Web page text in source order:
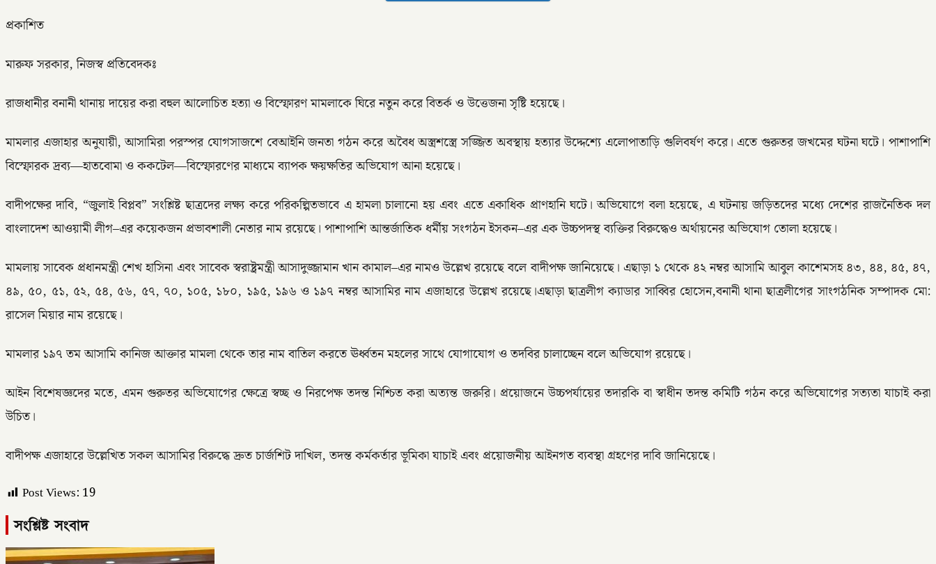
প্রকাশিত
মারুফ সরকার, নিজস্ব প্রতিবেদকঃ
রাজধানীর বনানী থানায় দায়ের করা বহুল আলোচিত হত্যা ও বিস্ফোরণ মামলাকে ঘিরে নতুন করে বিতর্ক ও উত্তেজনা সৃষ্টি হয়েছে।
মামলার এজাহার অনুযায়ী, আসামিরা পরস্পর যোগসাজশে বেআইনি জনতা গঠন করে অবৈধ অস্ত্রশস্ত্রে সজ্জিত অবস্থায় হত্যার উদ্দেশ্যে এলোপাতাড়ি গুলিবর্ষণ করে। এতে গুরুতর জখমের ঘটনা ঘটে। পাশাপাশি
বিস্ফোরক দ্রব্য—হাতবোমা ও ককটেল—বিস্ফোরণের মাধ্যমে ব্যাপক ক্ষয়ক্ষতির অভিযোগ আনা হয়েছে।
বাদীপক্ষের দাবি, “জুলাই বিপ্লব” সংশ্লিষ্ট ছাত্রদের লক্ষ্য করে পরিকল্পিতভাবে এ হামলা চালানো হয় এবং এতে একাধিক প্রাণহানি ঘটে। অভিযোগে বলা হয়েছে, এ ঘটনায় জড়িতদের মধ্যে দেশের রাজনৈতিক দল
বাংলাদেশ আওয়ামী লীগ–এর কয়েকজন প্রভাবশালী নেতার নাম রয়েছে। পাশাপাশি আন্তর্জাতিক ধর্মীয় সংগঠন ইসকন–এর এক উচ্চপদস্থ ব্যক্তির বিরুদ্ধেও অর্থায়নের অভিযোগ তোলা হয়েছে।
মামলায় সাবেক প্রধানমন্ত্রী শেখ হাসিনা এবং সাবেক স্বরাষ্ট্রমন্ত্রী আসাদুজ্জামান খান কামাল–এর নামও উল্লেখ রয়েছে বলে বাদীপক্ষ জানিয়েছে। এছাড়া ১ থেকে ৪২ নম্বর আসামি আবুল কাশেমসহ ৪৩, ৪৪, ৪৫, ৪৭,
৪৯, ৫০, ৫১, ৫২, ৫৪, ৫৬, ৫৭, ৭০, ১০৫, ১৮০, ১৯৫, ১৯৬ ও ১৯৭ নম্বর আসামির নাম এজাহারে উল্লেখ রয়েছে।এছাড়া ছাত্রলীগ ক্যাডার সাব্বির হোসেন,বনানী থানা ছাত্রলীগের সাংগঠনিক সম্পাদক মো:
রাসেল মিয়ার নাম রয়েছে।
মামলার ১৯৭ তম আসামি কানিজ আক্তার মামলা থেকে তার নাম বাতিল করতে ঊর্ধ্বতন মহলের সাথে যোগাযোগ ও তদবির চালাচ্ছেন বলে অভিযোগ রয়েছে।
আইন বিশেষজ্ঞদের মতে, এমন গুরুতর অভিযোগের ক্ষেত্রে স্বচ্ছ ও নিরপেক্ষ তদন্ত নিশ্চিত করা অত্যন্ত জরুরি। প্রয়োজনে উচ্চপর্যায়ের তদারকি বা স্বাধীন তদন্ত কমিটি গঠন করে অভিযোগের সত্যতা যাচাই করা
উচিত।
বাদীপক্ষ এজাহারে উল্লেখিত সকল আসামির বিরুদ্ধে দ্রুত চার্জশিট দাখিল, তদন্ত কর্মকর্তার ভূমিকা যাচাই এবং প্রয়োজনীয় আইনগত ব্যবস্থা গ্রহণের দাবি জানিয়েছে।
Post Views: 19
সংশ্লিষ্ট সংবাদ